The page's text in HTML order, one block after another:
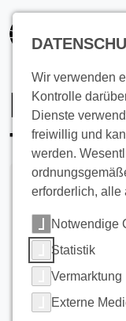
für
Wir verwenden
Kontrolle
Dienste
freiwillig und
werden.
erforderlich, alle
Notwendige
Statistik
Vermarktung
Externe